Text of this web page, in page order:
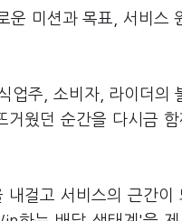
운 미션과 목표, 서비스
업주, 소비자, 라이더의
거웠던 순간을 다시금
걸고 서비스의 근간이